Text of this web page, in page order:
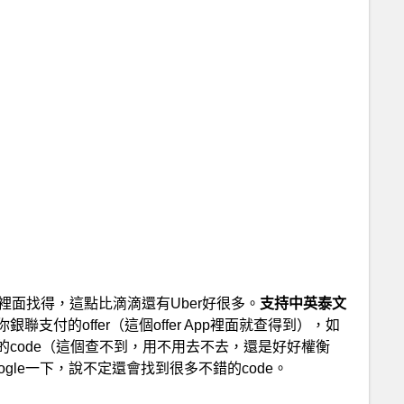
面找得，這點比滴滴還有Uber好很多。 支持中英泰文
聯支付的offer（這個offer App裡面就查得到），如
（這個查不到，用不用去不去，還是好好權衡
一下，說不定還會找到很多不錯的code。